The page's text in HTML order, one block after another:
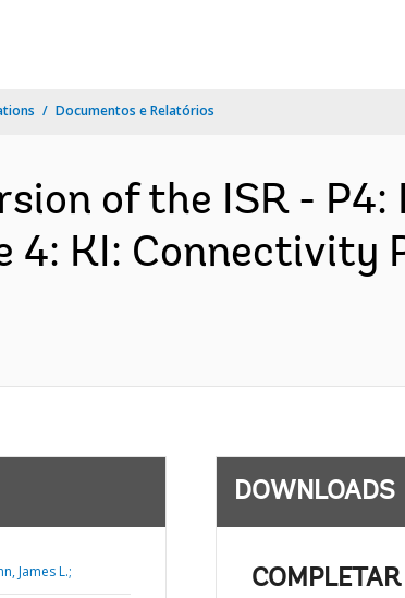
Documentos e Relatórios
of the ISR -
4: KI: Connectivity
James L.;
DOWNLOADS